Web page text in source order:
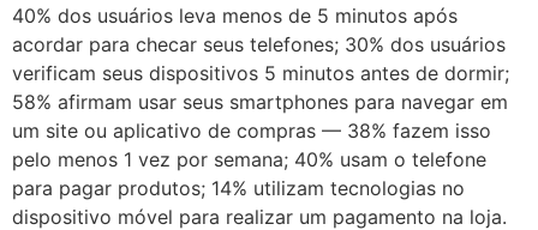
40% dos usuários leva menos de 5 minutos após
acordar para checar seus telefones; 30% dos usuários
verificam seus dispositivos 5 minutos antes de dormir;
58% afirmam usar seus smartphones para navegar em
um site ou aplicativo de compras — 38% fazem isso
pelo menos 1 vez por semana; 40% usam o telefone
para pagar produtos; 14% utilizam tecnologias no
dispositivo móvel para realizar um pagamento na loja.